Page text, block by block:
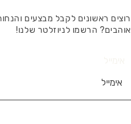
רוצים ראשונים לקבל מבצעים
אוהבים? הרשמו לניוזלטר שלנו!